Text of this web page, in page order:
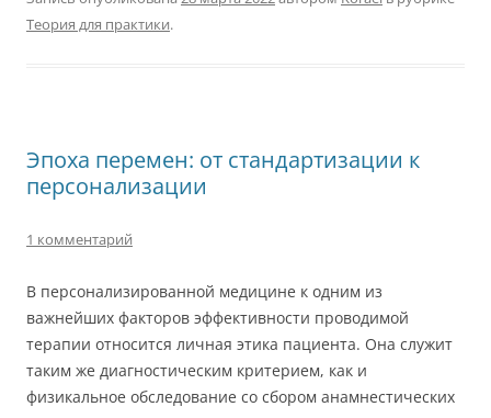
Теория для практики.
Эпоха перемен: от стандартизации к
персонализации
1 комментарий
В персонализированной медицине к одним из
важнейших факторов эффективности проводимой
терапии относится личная этика пациента. Она служит
таким же диагностическим критерием, как и
физикальное обследование со сбором анамнестических